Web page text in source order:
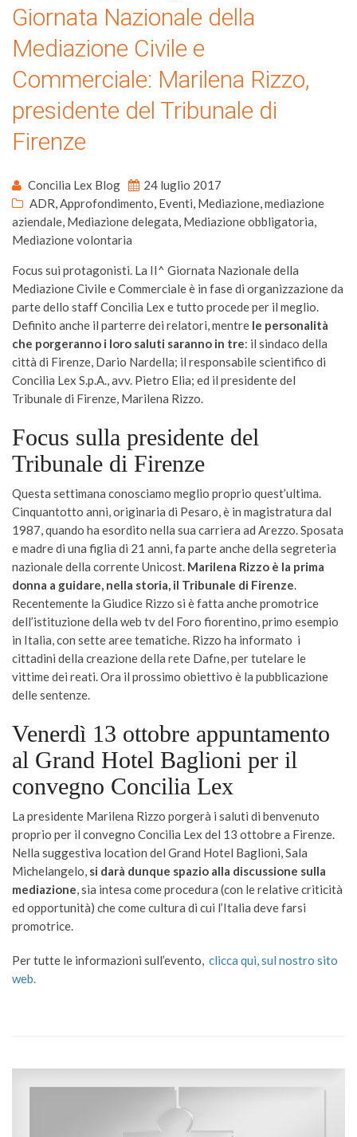
Giornata Nazionale della
Mediazione Civile e
Commerciale: Marilena Rizzo,
presidente del Tribunale di
Firenze
Concilia Lex Blog
24 luglio 2017
ADR,Approfondimento, Eventi, Mediazione,mediazione
aziendale, Mediazione delegata, Mediazione obbligatoria,
Mediazione volontaria
Focus sui protagonisti. La II^ Giornata Nazionale della
Mediazione Civile e Commerciale è in fase di organizzazione da
parte dello staff Concilia Lex e tutto procede per il meglio.
Definito anche il parterre dei relatori, mentre le personalità
che porgeranno i loro saluti saranno in tre: il sindaco della
città di Firenze, Dario Nardella; il responsabile scientifico di
Concilia Lex S.p.A., avv. Pietro Elia; ed il presidente del
Tribunale di Firenze, Marilena Rizzo.
Focus sulla presidente del
Tribunale di Firenze
Questa settimana conosciamo meglio proprio quest’ultima.
Cinquantotto anni, originaria di Pesaro, è in magistratura dal
1987, quando ha esordito nella sua carriera ad Arezzo. Sposata
e madre di una figlia di 21 anni, fa parte anche della segreteria
nazionale della corrente Unicost. Marilena Rizzo è la prima
donna a guidare, nella storia, il Tribunale di Firenze.
Recentemente la Giudice Rizzo si è fatta anche promotrice
dell’istituzione della web tv del Foro fiorentino, primo esempio
in Italia, con sette aree tematiche. Rizzo ha informato i
cittadini della creazione della rete Dafne, per tutelare le
vittime dei reati. Ora il prossimo obiettivo è la pubblicazione
delle sentenze.
Venerdì 13 ottobre appuntamento
al Grand Hotel Baglioni per il
convegno Concilia Lex
La presidente Marilena Rizzo porgerà i saluti di benvenuto
proprio per il convegno Concilia Lex del 13 ottobre a Firenze.
Nella suggestiva location del Grand Hotel Baglioni, Sala
Michelangelo, si darà dunque spazio alla discussione sulla
mediazione, sia intesa come procedura (con le relative criticità
ed opportunità) che come cultura di cui l’Italia deve farsi
promotrice.
Per tutte le informazioni sull’evento, clicca qui, sul nostro sito
web.